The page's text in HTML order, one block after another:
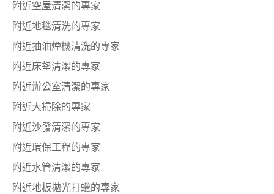
附近空屋清潔的專家
附近地毯清洗的專家
附近抽油煙機清洗的專家
附近床墊清潔的專家
附近辦公室清潔的專家
附近大掃除的專家
附近沙發清潔的專家
附近環保工程的專家
附近水管清潔的專家
附近地板拋光打蠟的專家